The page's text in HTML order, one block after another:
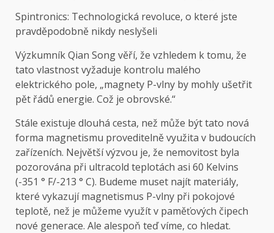
Spintronics: Technologická revoluce, o které jste
pravděpodobně nikdy neslyšeli
Výzkumník Qian Song věří, že vzhledem k tomu, že
tato vlastnost vyžaduje kontrolu malého
elektrického pole, „magnety P-vlny by mohly ušetřit
pět řádů energie. Což je obrovské.“
Stále existuje dlouhá cesta, než může být tato nová
forma magnetismu proveditelně využita v budoucích
zařízeních. Největší výzvou je, že nemovitost byla
pozorována při ultracold teplotách asi 60 Kelvins
(-351 ° F/-213 ° C). Budeme muset najít materiály,
které vykazují magnetismus P-vlny při pokojové
teplotě, než je můžeme využít v paměťových čipech
nové generace. Ale alespoň teď víme, co hledat.